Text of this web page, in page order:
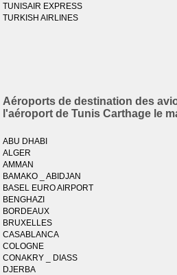
TUNISAIR EXPRESS
TURKISH AIRLINES
Aéroports de destination des
l'aéroport de Tunis Carthage le
ABU DHABI
ALGER
AMMAN
BAMAKO _ ABIDJAN
BASEL EURO AIRPORT
BENGHAZI
BORDEAUX
BRUXELLES
CASABLANCA
COLOGNE
CONAKRY _ DIASS
DJERBA